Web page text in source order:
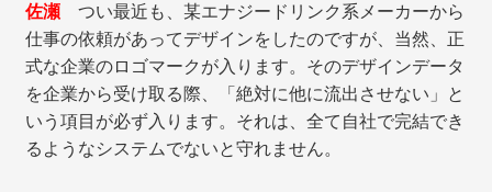
佐瀬 つい最近も、某エナジードリンク系メーカーから
仕事の依頼があってデザインをしたのですが、当然、正
式な企業のロゴマークが入ります。そのデザインデータ
を企業から受け取る際、「絶対に他に流出させない」と
いう項目が必ず入ります。それは、全て自社で完結でき
るようなシステムでないと守れません。